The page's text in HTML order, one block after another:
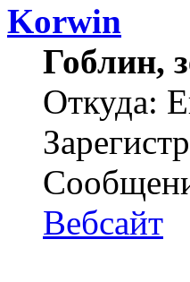
Korwin
Гоблин,
Откуда:
Вебсайт